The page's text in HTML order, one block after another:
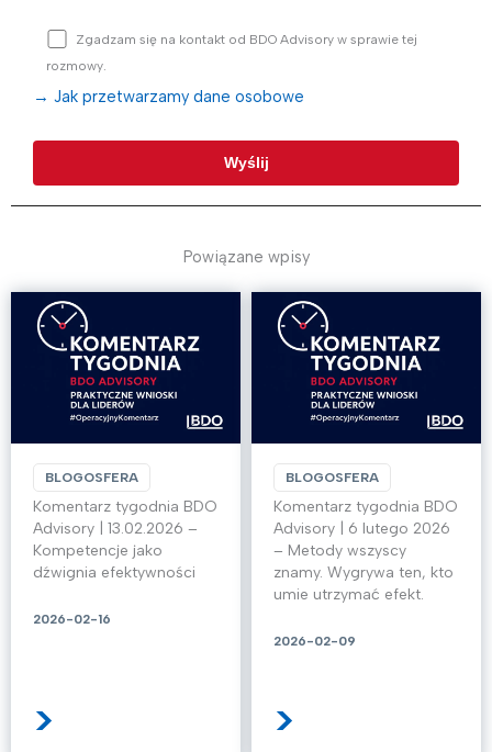
Zgadzam się na kontakt od BDO Advisory w sprawie tej
rozmowy.
→ Jak przetwarzamy dane osobowe
Powiązane wpisy
BLOGOSFERA
Komentarz tygodnia BDO
Advisory | 13.02.2026 –
Kompetencje jako
dźwignia efektywności
2026-02-16
>
BLOGOSFERA
Komentarz tygodnia BDO
Advisory | 6 lutego 2026
– Metody wszyscy
znamy. Wygrywa ten, kto
umie utrzymać efekt.
2026-02-09
>